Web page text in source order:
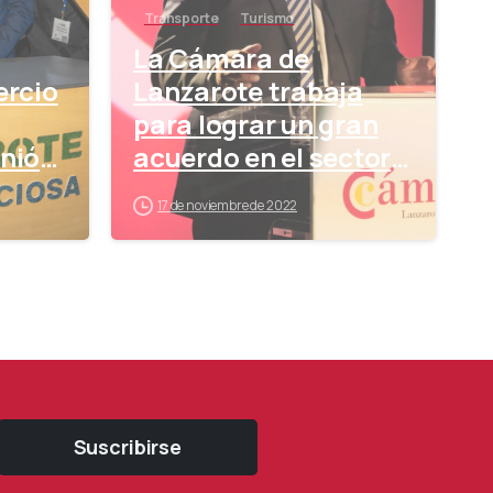
Transporte Turismo
La Cámara de
Lanzarote trabaja
para lograr un gran
acuerdo en el sector
del taxi
17 de noviembre de 2022
Suscribirse